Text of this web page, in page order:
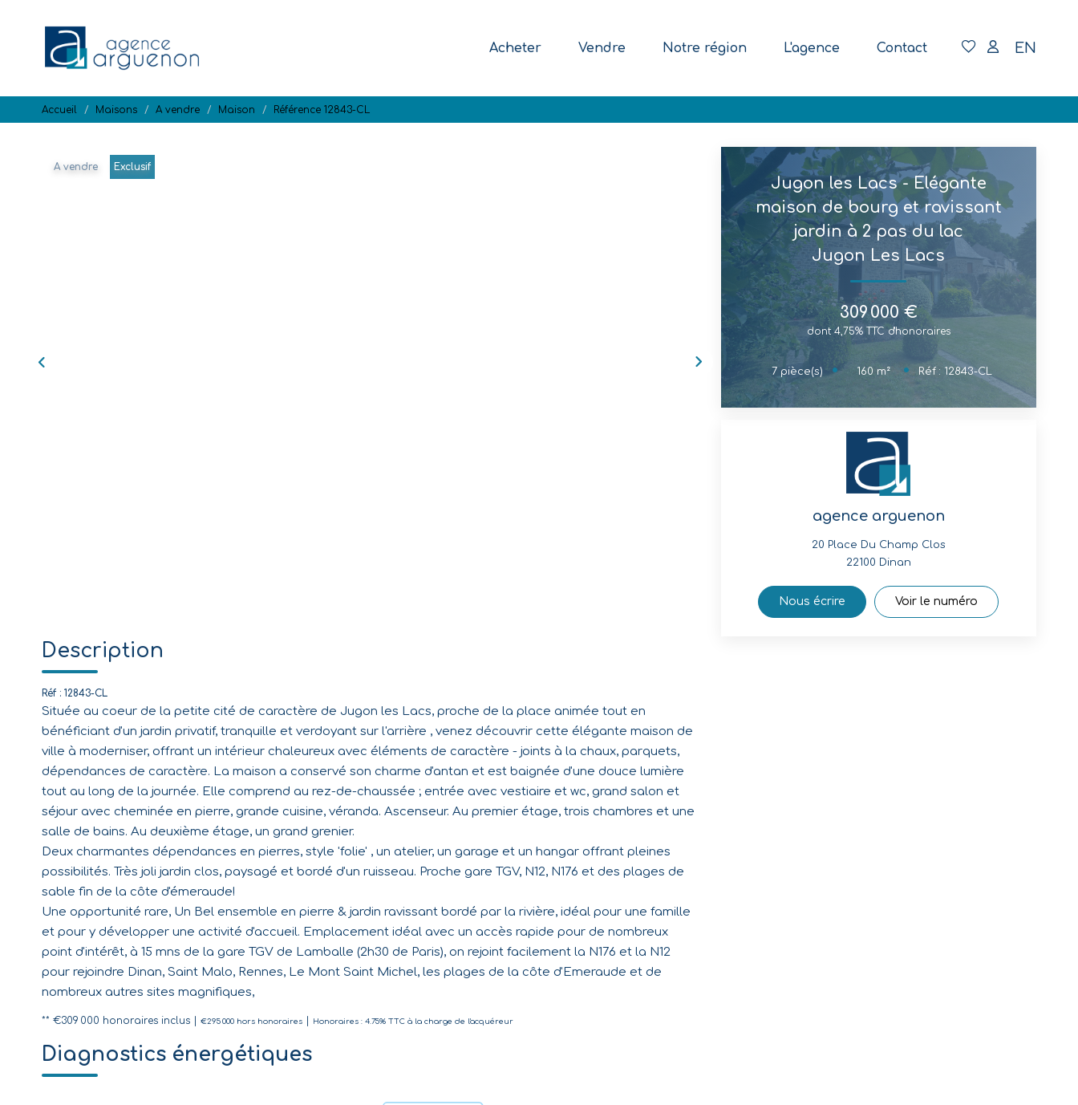
Acheter Vendre Notre région L'agence Contact EN
Accueil Maisons A vendre Maison Référence 12843-CL
A vendre Exclusif
Description
Réf : 12843-CL
Située au coeur de la petite cité de caractère de Jugon les Lacs, proche de la place animée tout en
bénéficiant d'un jardin privatif, tranquille et verdoyant sur l'arrière , venez découvrir cette élégante maison de
ville à moderniser, offrant un intérieur chaleureux avec éléments de caractère - joints à la chaux, parquets,
dépendances de caractère. La maison a conservé son charme d'antan et est baignée d'une douce lumière
tout au long de la journée. Elle comprend au rez-de-chaussée ; entrée avec vestiaire et wc, grand salon et
séjour avec cheminée en pierre, grande cuisine, véranda. Ascenseur. Au premier étage, trois chambres et une
salle de bains. Au deuxième étage, un grand grenier.
Deux charmantes dépendances en pierres, style 'folie' , un atelier, un garage et un hangar offrant pleines
possibilités. Très joli jardin clos, paysagé et bordé d'un ruisseau. Proche gare TGV, N12, N176 et des plages de
sable fin de la côte d'émeraude!
Une opportunité rare, Un Bel ensemble en pierre & jardin ravissant bordé par la rivière, idéal pour une famille
et pour y développer une activité d'accueil. Emplacement idéal avec un accès rapide pour de nombreux
point d'intérêt, à 15 mns de la gare TGV de Lamballe (2h30 de Paris), on rejoint facilement la N176 et la N12
pour rejoindre Dinan, Saint Malo, Rennes, Le Mont Saint Michel, les plages de la côte d'Emeraude et de
nombreux autres sites magnifiques,
** €309 000 honoraires inclus €295 000 hors honoraires Honoraires : 4.75% TTC à la charge de l'acquéreur
Diagnostics énergétiques
Jugon les Lacs - Elégante
maison de bourg et ravissant
jardin à 2 pas du lac
Jugon Les Lacs
309 000 €
dont 4,75% TTC d'honoraires
7 pièce(s) 160 m² Réf : 12843-CL
agence arguenon
20 Place Du Champ Clos
22100 Dinan
Nous écrire Voir le numéro